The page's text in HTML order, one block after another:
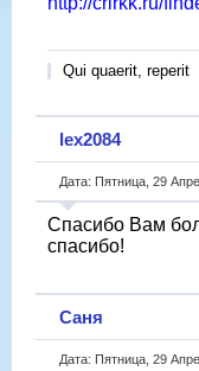
Qui quaerit, reperit
lex2084
Дата: Пятница, 29
Спасибо Вам
спасибо!
Саня
Дата: Пятница, 29